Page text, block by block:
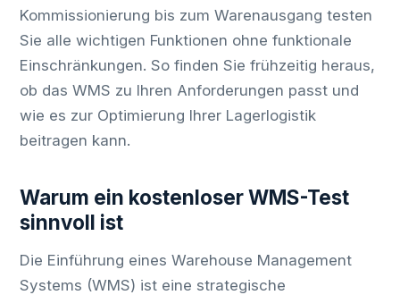
Kommissionierung bis zum Warenausgang testen
Sie alle wichtigen Funktionen ohne funktionale
Einschränkungen. So finden Sie frühzeitig heraus,
ob das WMS zu Ihren Anforderungen passt und
wie es zur Optimierung Ihrer Lagerlogistik
beitragen kann.
Warum ein kostenloser WMS-Test
sinnvoll ist
Die Einführung eines Warehouse Management
Systems (WMS) ist eine strategische